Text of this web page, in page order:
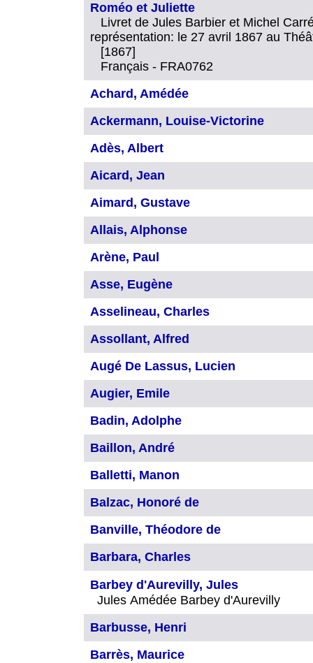
Roméo et Juliette
Livret de Jules Barbier et Michel
représentation: le 27 avril 1867 au
[1867]
Français - FRA0762
Achard, Amédée
Ackermann, Louise-Victorine
Adès, Albert
Aicard, Jean
Aimard, Gustave
Allais, Alphonse
Arène, Paul
Asse, Eugène
Asselineau, Charles
Assollant, Alfred
Augé De Lassus, Lucien
Augier, Emile
Badin, Adolphe
Baillon, André
Balletti, Manon
Balzac, Honoré de
Banville, Théodore de
Barbara, Charles
Barbey d'Aurevilly, Jules
Jules Amédée Barbey d'Aurevilly
Barbusse, Henri
Barrès, Maurice